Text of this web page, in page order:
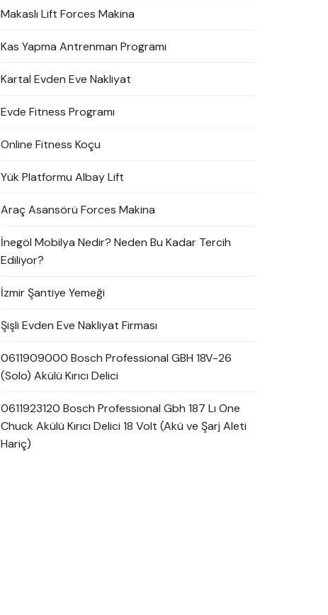
Makaslı Lift Forces Makina
Kas Yapma Antrenman Programı
Kartal Evden Eve Nakliyat
Evde Fitness Programı
Online Fitness Koçu
Yük Platformu Albay Lift
Araç Asansörü Forces Makina
İnegöl Mobilya Nedir? Neden Bu Kadar Tercih
Ediliyor?
İzmir Şantiye Yemeği
Şişli Evden Eve Nakliyat Firması
0611909000 Bosch Professional GBH 18V-26
(Solo) Akülü Kırıcı Delici
0611923120 Bosch Professional Gbh 187 Lı One
Chuck Akülü Kırıcı Delici 18 Volt (Akü ve Şarj Aleti
Hariç)